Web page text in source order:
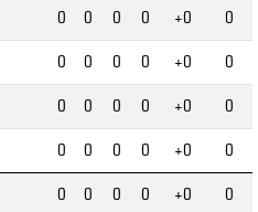
0 0 0 0 +0
0
0 0 0 0 +0
0
0 0 0 0 +0
0
0 0 0 0 +0
0
0 0 0 0 +0
0